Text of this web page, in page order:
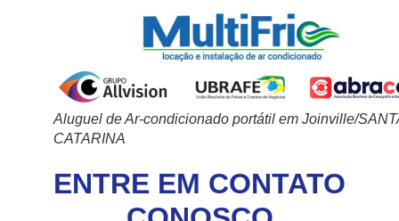
Aluguel de Ar-condicionado portátil em Joinville/
CATARINA
ENTRE EM CONTATO